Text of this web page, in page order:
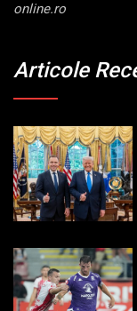
online.ro
Articole